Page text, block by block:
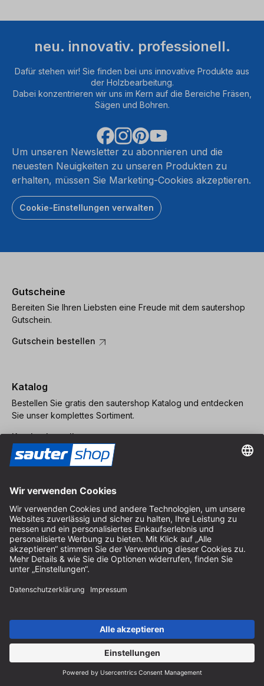
neu. innovativ. professionell.
Dafür stehen wir! Sie finden bei uns innovative Produkte aus
der Holzbearbeitung.
Dabei konzentrieren wir uns im Kern auf die Bereiche Fräsen,
Sägen und Bohren.
Um unseren Newsletter zu abonnieren und die
neuesten Neuigkeiten zu unseren Produkten zu
erhalten, müssen Sie Marketing-Cookies akzeptieren.
Cookie-Einstellungen verwalten
Gutscheine
Bereiten Sie Ihren Liebsten eine Freude mit dem sautershop
Gutschein.
Gutschein bestellen
Katalog
Bestellen Sie gratis den sautershop Katalog und entdecken
Sie unser komplettes Sortiment.
Katalog bestellen
Versand
Kontakt
+49 (0) 8152 92898-80